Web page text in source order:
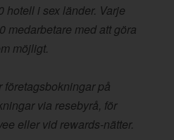
hotell i sex länder. Varje
medarbetare med att göra
möjligt.
företagsbokningar på
via resebyrå, för
eller vid rewards-nätter.